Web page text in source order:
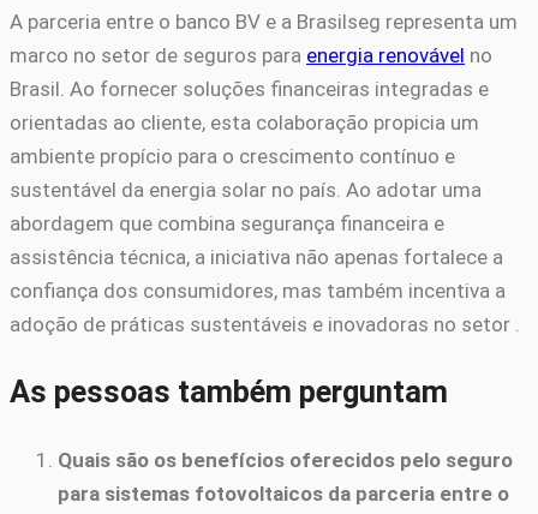
A parceria entre o banco BV e a Brasilseg representa um
marco no setor de seguros para energia renovável no
Brasil. Ao fornecer soluções financeiras integradas e
orientadas ao cliente, esta colaboração propicia um
ambiente propício para o crescimento contínuo e
sustentável da energia solar no país. Ao adotar uma
abordagem que combina segurança financeira e
assistência técnica, a iniciativa não apenas fortalece a
confiança dos consumidores, mas também incentiva a
adoção de práticas sustentáveis e inovadoras no setor .
As pessoas também perguntam
Quais são os benefícios oferecidos pelo seguro
para sistemas fotovoltaicos da parceria entre o